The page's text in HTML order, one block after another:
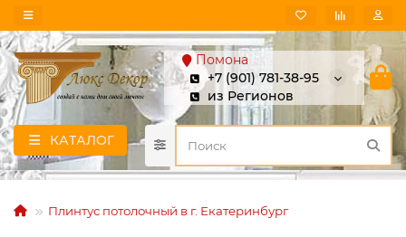
Помона
+7 (901) 781-38-95
из Регионов
КАТАЛОГ
Плинтус потолочный в г. Екатеринбург